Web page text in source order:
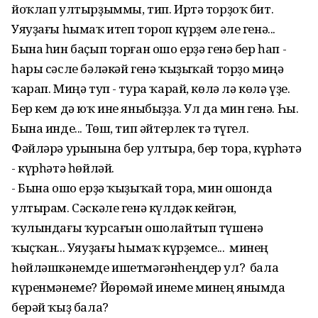
йоҡлап ултырҙыммы, тип. Иртә торҙоҡ бит.
Уяуҙағы һымаҡ итеп тороп күрҙем әле генә...
Бына һин баҫып торған ошо ерҙә генә бер һап -
һары сәсле бәләкәй генә ҡыҙыҡай торҙо миңә
ҡарап. Миңә туп - тура ҡарай, көлә лә көлә үҙе.
Бер кем дә юҡ ине яныбыҙҙа. Ул да мин генә. Һы.
Бына инде... Төш, тип әйтерлек тә түгел.
Фәйләрә урынына бер ултыра, бер тора, күрһәтә
- күрһәтә һөйләй.
- Бына ошо ерҙә ҡыҙыҡай тора, мин ошонда
ултырам. Сәскәле генә күлдәк кейгән,
ҡулындағы ҡурсағын ошолайтып түшенә
ҡыҫҡан... Уяуҙағы һымаҡ күрҙемсе... Ә минең
һөйләшкәнемде ишетмәгәнһеңдер ул? Ә бала
күренмәнеме? Йөрөмәй инеме минең янымда
берәй ҡыҙ бала?